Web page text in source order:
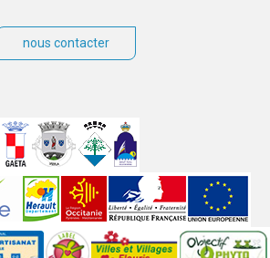
nous contacter